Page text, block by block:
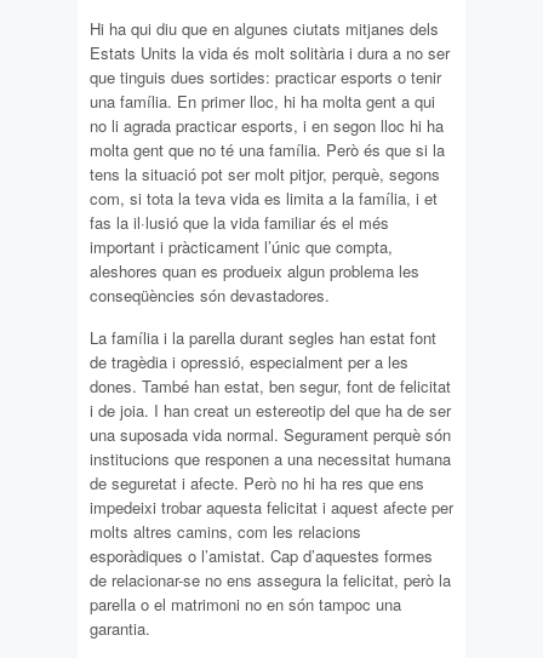
Hi ha qui diu que en algunes ciutats mitjanes dels
Estats Units la vida és molt solitària i dura a no ser
que tinguis dues sortides: practicar esports o tenir
una família. En primer lloc, hi ha molta gent a qui
no li agrada practicar esports, i en segon lloc hi ha
molta gent que no té una família. Però és que si la
tens la situació pot ser molt pitjor, perquè, segons
com, si tota la teva vida es limita a la família, i et
fas la il·lusió que la vida familiar és el més
important i pràcticament l’únic que compta,
aleshores quan es produeix algun problema les
conseqüències són devastadores.
La família i la parella durant segles han estat font
de tragèdia i opressió, especialment per a les
dones. També han estat, ben segur, font de felicitat
i de joia. I han creat un estereotip del que ha de ser
una suposada vida normal. Segurament perquè són
institucions que responen a una necessitat humana
de seguretat i afecte. Però no hi ha res que ens
impedeixi trobar aquesta felicitat i aquest afecte per
molts altres camins, com les relacions
esporàdiques o l’amistat. Cap d’aquestes formes
de relacionar-se no ens assegura la felicitat, però la
parella o el matrimoni no en són tampoc una
garantia.